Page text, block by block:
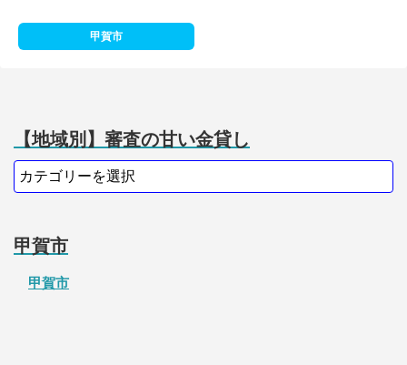
甲賀市
【地域別】審査の甘い金貸し
甲賀市
甲賀市